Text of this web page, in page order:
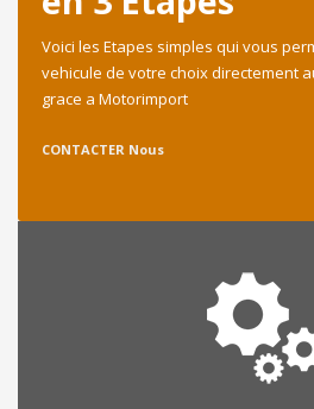
Voici les Etapes simples qui vous
vehicule de votre choix directement
grace a Motorimport
CONTACTER Nous